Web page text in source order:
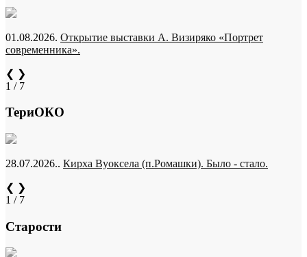
01.08.2026. Открытие выставки А. Визиряко «Портрет
современника».
❮ ❯
1 / 7
ТериОКО
28.07.2026.. Кирха Вуоксела (п.Ромашки). Было - стало.
❮ ❯
1 / 7
Старости